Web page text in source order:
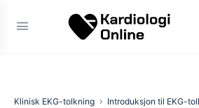
Klinisk EKG-tolkning Introduksjon til EKG-